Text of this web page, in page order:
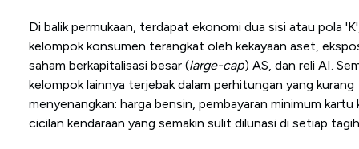
Di balik permukaan, terdapat ekonomi dua sisi atau pola
kelompok konsumen terangkat oleh kekayaan aset,
saham berkapitalisasi besar (large-cap) AS, dan reli AI.
kelompok lainnya terjebak dalam perhitungan yang kurang
menyenangkan: harga bensin, pembayaran minimum kartu
cicilan kendaraan yang semakin sulit dilunasi di setiap